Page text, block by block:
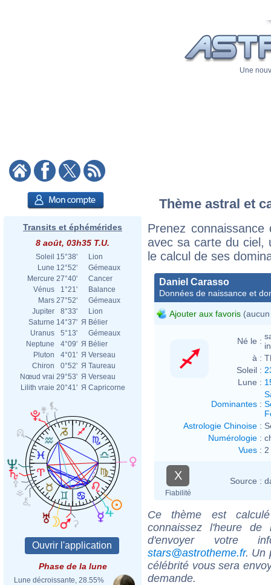
Une
Transits et éphémérides
8 août, 03h35 T.U.
Soleil 15°38'
Lion
Lune 12°52'
Gémeaux
Mercure 27°40'
Cancer
Vénus
1°21'
Balance
Mars 27°52'
Gémeaux
Jupiter
8°33'
Lion
Saturne 14°37' Я Bélier
Uranus
5°13'
Gémeaux
Neptune
4°09' Я Bélier
Pluton
4°01' Я Verseau
Chiron
0°52' Я Taureau
Nœud vrai 29°53' Я Verseau
Lilith vraie 20°41' Я Capricorne
Phase de la lune
Lune décroissante, 28.55%
Thème astral et
Prenez
avec sa carte du ciel,
le calcul de ses
Daniel Carasso
Données de naissance et
Ajouter aux favoris
Né le :
à :
Soleil :
Lune :
Dominantes :
Astrologie Chinoise :
Numérologie :
Vues :
X
Fiabilité
Source :
Ce thème est
connaissez l'heure de
d'envoyer votre
stars@astrotheme.fr. Un
célébrité vous sera
demande.